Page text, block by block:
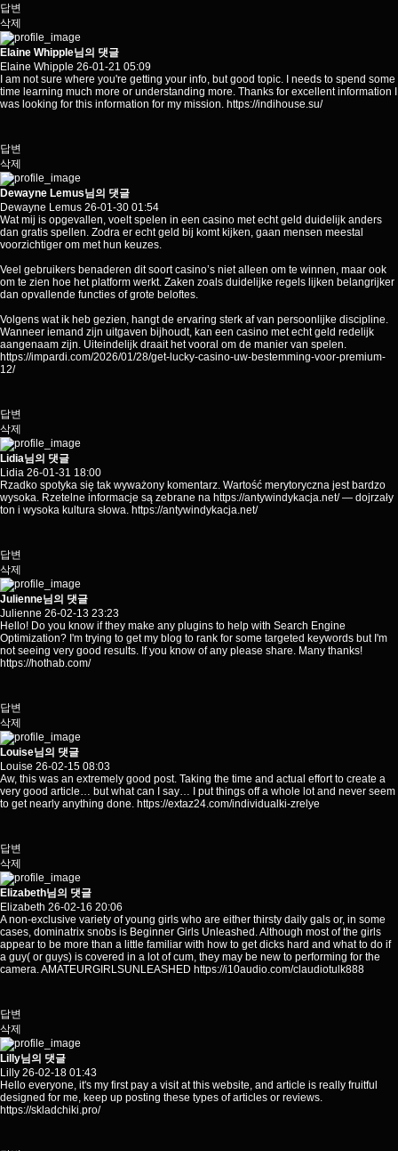
답변
삭제
Elaine Whipple님의 댓글
Elaine Whipple 26-01-21 05:09
I am not sure where you're getting your info, but good topic. I needs to spend some
time learning much more or understanding more. Thanks for excellent information I
was looking for this information for my mission. https://indihouse.su/
답변
삭제
Dewayne Lemus님의 댓글
Dewayne Lemus 26-01-30 01:54
Wat mij is opgevallen, voelt spelen in een casino met echt geld duidelijk anders
dan gratis spellen. Zodra er echt geld bij komt kijken, gaan mensen meestal
voorzichtiger om met hun keuzes.
Veel gebruikers benaderen dit soort casino’s niet alleen om te winnen, maar ook
om te zien hoe het platform werkt. Zaken zoals duidelijke regels lijken belangrijker
dan opvallende functies of grote beloftes.
Volgens wat ik heb gezien, hangt de ervaring sterk af van persoonlijke discipline.
Wanneer iemand zijn uitgaven bijhoudt, kan een casino met echt geld redelijk
aangenaam zijn. Uiteindelijk draait het vooral om de manier van spelen.
https://impardi.com/2026/01/28/get-lucky-casino-uw-bestemming-voor-premium-
12/
답변
삭제
Lidia님의 댓글
Lidia 26-01-31 18:00
Rzadko spotyka się tak wyważony komentarz. Wartość merytoryczna jest bardzo
wysoka. Rzetelne informacje są zebrane na https://antywindykacja.net/— dojrzały
ton i wysoka kultura słowa. https://antywindykacja.net/
답변
삭제
Julienne님의 댓글
Julienne 26-02-13 23:23
Hello! Do you know if they make any plugins to help with Search Engine
Optimization? I'm trying to get my blog to rank for some targeted keywords but I'm
not seeing very good results. If you know of any please share. Many thanks!
https://hothab.com/
답변
삭제
Louise님의 댓글
Louise 26-02-15 08:03
Aw, this was an extremely good post. Taking the time and actual effort to create a
very good article… but what can I say… I put things off a whole lot and never seem
to get nearly anything done. https://extaz24.com/individualki-zrelye
답변
삭제
Elizabeth님의 댓글
Elizabeth 26-02-16 20:06
A non-exclusive variety of young girls who are either thirsty daily gals or, in some
cases, dominatrix snobs is Beginner Girls Unleashed. Although most of the girls
appear to be more than a little familiar with how to get dicks hard and what to do if
a guy( or guys) is covered in a lot of cum, they may be new to performing for the
camera. AMATEURGIRLSUNLEASHED https://i10audio.com/claudiotulk888
답변
삭제
Lilly님의 댓글
Lilly 26-02-18 01:43
Hello everyone, it's my first pay a visit at this website, and article is really fruitful
designed for me, keep up posting these types of articles or reviews.
https://skladchiki.pro/